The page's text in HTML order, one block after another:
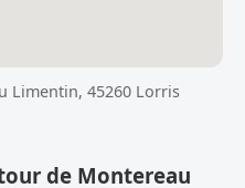
Limentin, 45260 Lorris
de Montereau